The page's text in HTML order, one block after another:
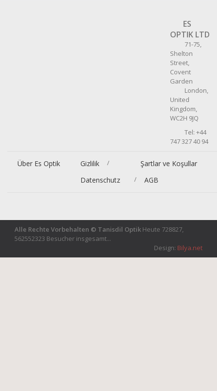
ES
OPTIK LTD
71-75,
Shelton
Street,
Covent
Garden
London,
United
Kingdom,
WC2H 9JQ
Tel: +44
747 327 40 94
Über Es Optik Gizlilik /
Datenschutz
Şartlar ve Koşullar
/ AGB
Alle Rechte Vorbehalten © Tanisdil Optik Heute 728827,
562552323 Besucher insgesamt...
Design: Bilya.net